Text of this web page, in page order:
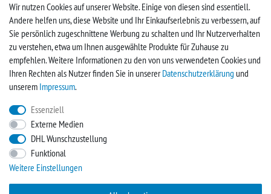
Vertrag widerrufen
UNTERNEHMEN
Kontakt
Impressum
FACEBOOK
Werden Sie Fan und sichern sich so immer neue Angebote
Wir nutzen Cookies auf unserer Website. Einige von diesen sind essentiell.
Andere helfen uns, diese Website und Ihr Einkaufserlebnis zu verbessern, auf
Sie persönlich zugeschnittene Werbung zu schalten und Ihr Nutzerverhalten
zu verstehen, etwa um Ihnen ausgewählte Produkte für Zuhause zu
empfehlen. Weitere Informationen zu den von uns verwendeten Cookies und
Ihren Rechten als Nutzer finden Sie in unsererDaten­schutz­erklärung und
unserem Impressum.
Essenziell
Externe Medien
DHL Wunschzustellung
Funktional
Weitere Einstellungen